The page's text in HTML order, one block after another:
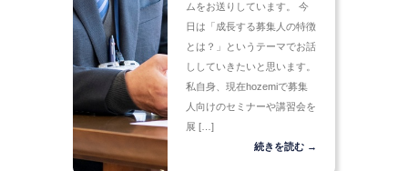
ムをお送りしています。 今
日は「成長する募集人の特徴
とは？」というテーマでお話
ししていきたいと思います。
私自身、現在hozemiで募集
人向けのセミナーや講習会を
展 […]
続きを読む →